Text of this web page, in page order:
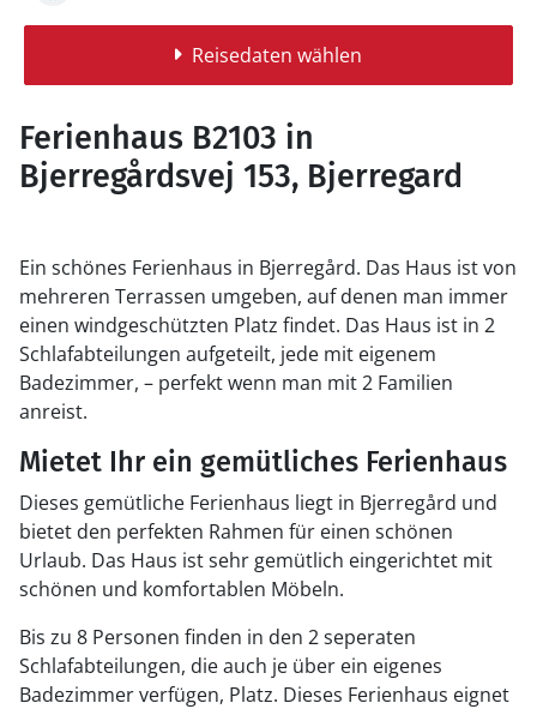
Reisedaten wählen
Ferienhaus B2103 in
Bjerregårdsvej 153, Bjerregard
Ein schönes Ferienhaus in Bjerregård. Das Haus ist von
mehreren Terrassen umgeben, auf denen man immer
einen windgeschützten Platz findet. Das Haus ist in 2
Schlafabteilungen aufgeteilt, jede mit eigenem
Badezimmer, – perfekt wenn man mit 2 Familien
anreist.
Mietet Ihr ein gemütliches Ferienhaus
Dieses gemütliche Ferienhaus liegt in Bjerregård und
bietet den perfekten Rahmen für einen schönen
Urlaub. Das Haus ist sehr gemütlich eingerichtet mit
schönen und komfortablen Möbeln.
Bis zu 8 Personen finden in den 2 seperaten
Schlafabteilungen, die auch je über ein eigenes
Badezimmer verfügen, Platz. Dieses Ferienhaus eignet